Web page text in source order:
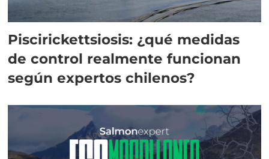
Piscirickettsiosis: ¿qué medidas
de control realmente funcionan
según expertos chilenos?